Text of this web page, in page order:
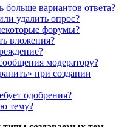
вариантов ответа?
удалить опрос?
форумы?
вложения?
модератору?
при создании
одобрения?
тему?